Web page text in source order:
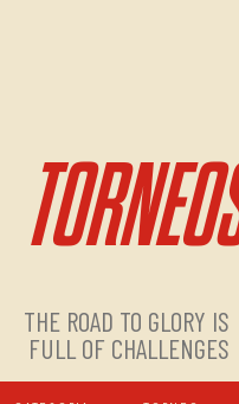
THE ROAD TO GLORY IS
FULL OF CHALLENGES